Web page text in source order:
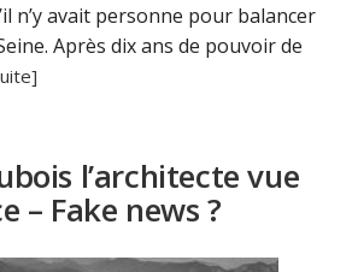
n’y avait personne pour balancer
Après dix ans de pouvoir de
l’architecte vue
– Fake news ?